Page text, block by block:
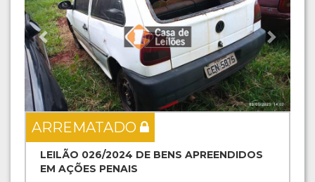
ARREMATADO
LEILÃO 026/2024 DE BENS APREENDIDOS
EM AÇÕES PENAIS